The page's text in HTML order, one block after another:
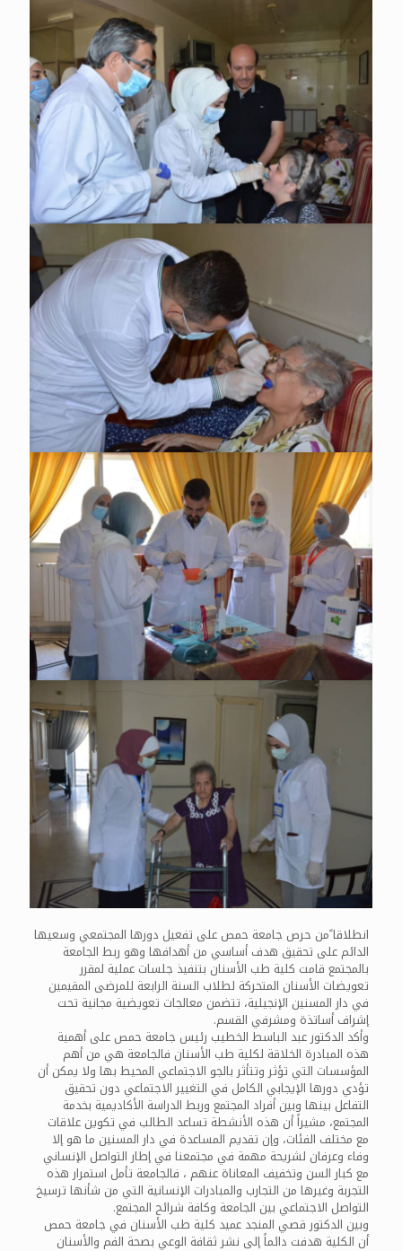
انطلاقا ًمن حرص جامعة حمص على تفعيل دورها المجتمعي وسعيها
الدائم على تحقيق هدف أساسي من أهدافها وهو ربط الجامعة
بالمجتمع قامت كلية طب الأسنان بتنفيذ جلسات عملية لمقرر
تعويضات الأسنان المتحركة لطلاب السنة الرابعة للمرضى المقيمين
في دار المسنين الإنجيلية، تتضمن معالجات تعويضية مجانية تحت
إشراف أساتذة ومشرفي القسم.
وأكد الدكتور عبد الباسط الخطيب رئيس جامعة حمص على أهمية
هذه المبادرة الخلاقة لكلية طب الأسنان فالجامعة هي من أهم
المؤسسات التي تؤثر وتتأثر بالجو الاجتماعي المحيط بها ولا يمكن أن
تؤدي دورها الإيجابي الكامل في التغيير الاجتماعي دون تحقيق
التفاعل بينها وبين أفراد المجتمع وربط الدراسة الأكاديمية بخدمة
المجتمع، مشيراً أن هذه الأنشطة تساعد الطالب في تكوين علاقات
مع مختلف الفئات، وإن تقديم المساعدة في دار المسنين ما هو إلا
وفاء وعرفان لشريحة مهمة في مجتمعنا في إطار التواصل الإنساني
مع كبار السن وتخفيف المعاناة عنهم ، فالجامعة تأمل استمرار هذه
التجربة وغيرها من التجارب والمبادرات الإنسانية التي من شأنها ترسيخ
التواصل الاجتماعي بين الجامعة وكافة شرائح المجتمع.
وبين الدكتور قصي المنجد عميد كلية طب الأسنان في جامعة حمص
أن الكلية هدفت دائماً إلى نشر ثقافة الوعي بصحة الفم والأسنان